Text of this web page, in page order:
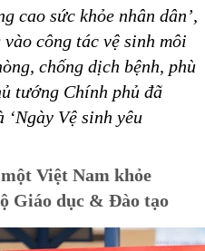
cao sức khỏe nhân dân’,
công tác vệ sinh môi
chống dịch bệnh, phù
tướng Chính phủ đã
‘Ngày Vệ sinh yêu
Việt Nam khỏe
Giáo dục & Đào tạo